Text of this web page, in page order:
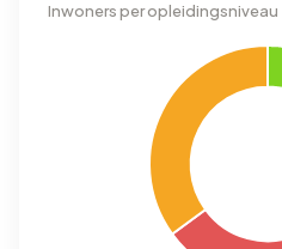
Inwoners per opleidingsniveau